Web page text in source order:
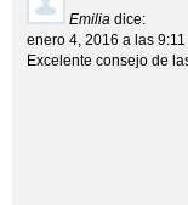
Emilia dice:
enero 4, 2016 a las
Excelente consejo de